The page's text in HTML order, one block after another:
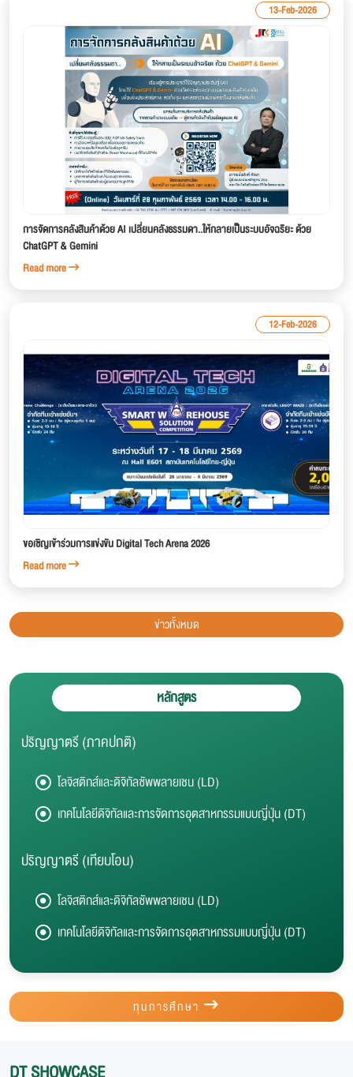
หลักสูตร
ปริญญาตรี (ภาคปกติ)
โลจิสติกส์และดิจิทัลซัพพลายเชน (LD)
เทคโนโลยีดิจิทัลและการจัดการอุตสาหกรรมแบบญี่ปุ่น (DT)
ปริญญาตรี (เทียบโอน)
โลจิสติกส์และดิจิทัลซัพพลายเชน (LD)
เทคโนโลยีดิจิทัลและการจัดการอุตสาหกรรมแบบญี่ปุ่น (DT)
ทุนการศึกษา
13-Feb-2026
การจัดการคลังสินค้าด้วย AI เปลี่ยนคลังธรรมดา..ให้กลายเป็นระบบอัจฉริยะ ด้วย
ChatGPT & Gemini
Read more
12-Feb-2026
ขอเชิญเข้าร่วมการแข่งขัน Digital Tech Arena 2026
Read more
ข่าวทั้งหมด